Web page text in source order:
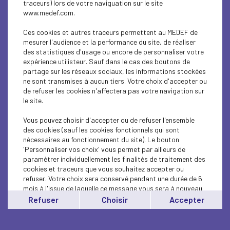
"Ton stage à 5 bornes"
Lire l'article
9 avril 2024
EMPLOI / FORMATION
LIENS UTILES
Lire l'article
traceurs) lors de votre naviguation sur le site
www.medef.com.
Ces cookies et autres traceurs permettent au MEDEF de
mesurer l'audience et la performance du site, de réaliser
des statistiques d'usage ou encore de personnaliser votre
expérience utilisteur. Sauf dans le cas des boutons de
partage sur les réseaux sociaux, les informations stockées
ne sont transmises à aucun tiers. Votre choix d'accepter ou
de refuser les cookies n'affectera pas votre navigation sur
le site.
Vous pouvez choisir d'accepter ou de refuser l'ensemble
des cookies (sauf les cookies fonctionnels qui sont
nécessaires au fonctionnement du site). Le bouton
'Personnaliser vos choix' vous permet par ailleurs de
paramétrer individuellement les finalités de traitement des
cookies et traceurs que vous souhaitez accepter ou
refuser. Votre choix sera conservé pendant une durée de 6
mois à l'issue de laquelle ce message vous sera à nouveau
affiché..
Vous pouvez modifier votre choix à tout moment en
Refuser Choisir Accepter